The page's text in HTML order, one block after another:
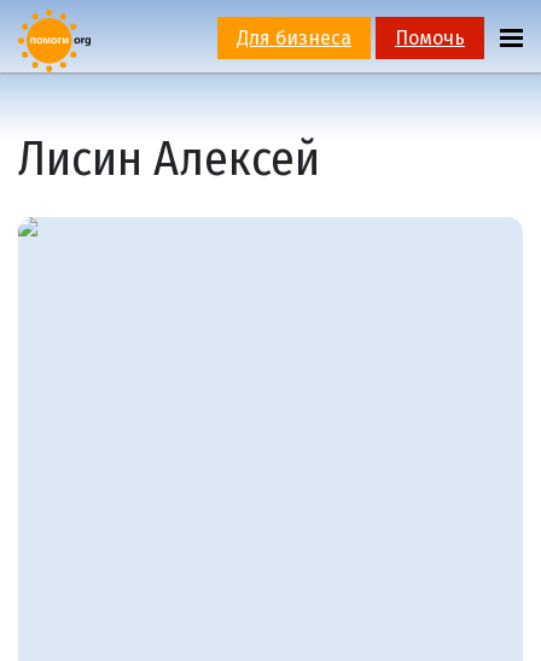
Для бизнеса Помочь
Лисин Алексей